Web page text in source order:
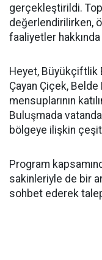
gerçekleştirildi.
değerlendirilirken,
faaliyetler
Heyet, Büyükçiftlik
Çayan Çiçek,
mensuplarının
Buluşmada
bölgeye ilişkin
Program
sakinleriyle de bir
sohbet ederek